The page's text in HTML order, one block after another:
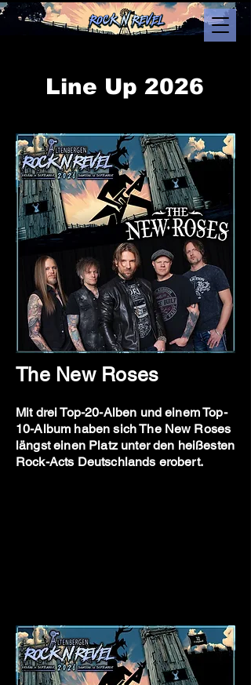
Line Up 2026
The New Roses
Mit drei Top-20-Alben und einem Top-
10-Album haben sich The New Roses
längst einen Platz unter den heißesten
Rock-Acts Deutschlands erobert.